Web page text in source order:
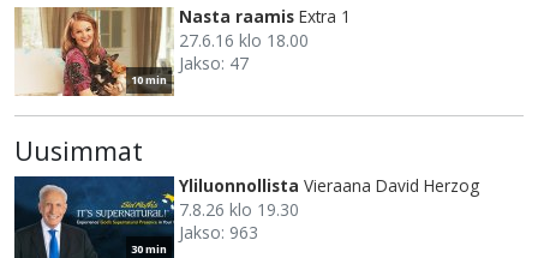
10 min
Nasta raamis Extra 1
27.6.16 klo 18.00
Jakso: 47
Uusimmat
30 min
Yliluonnollista Vieraana David Herzog
7.8.26 klo 19.30
Jakso: 963